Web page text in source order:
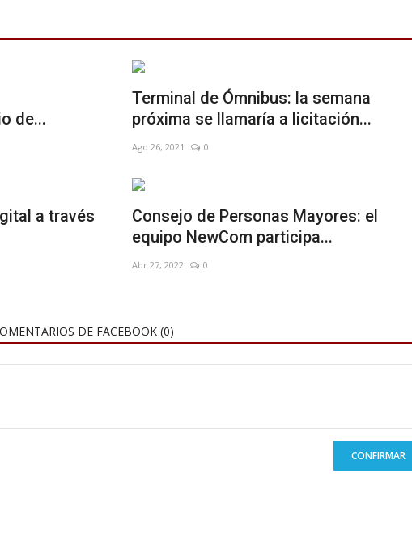
de...
Terminal de Ómnibus: la semana
próxima se llamaría a licitación...
Ago 26, 2021 0
a través
Consejo de Personas Mayores: el
equipo NewCom participa...
Abr 27, 2022 0
DE FACEBOOK (0)
CONFIRMAR